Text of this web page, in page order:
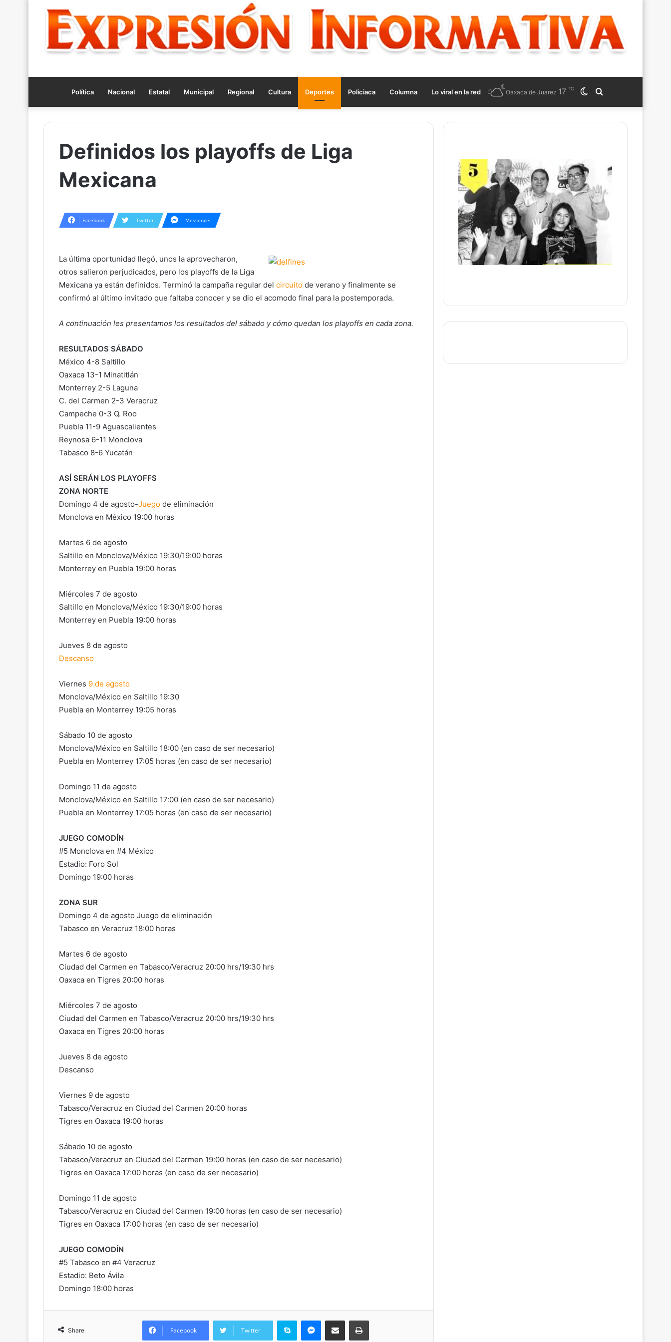
Política Nacional Estatal Municipal Regional Cultura Deportes Policiaca Columna Lo viral en la red Search
for
Switch
skin
Oaxaca de Juarez 17 ℃
Definidos los playoffs de Liga
Mexicana
Facebook Twitter Messenger
La última oportunidad llegó, unos la aprovecharon,
otros salieron perjudicados, pero los playoffs de la Liga
Mexicana ya están definidos. Terminó la campaña regular del circuito de verano y finalmente se
confirmó al último invitado que faltaba conocer y se dio el acomodo final para la postemporada.
A continuación les presentamos los resultados del sábado y cómo quedan los playoffs en cada zona.
RESULTADOS SÁBADO
México 4-8 Saltillo
Oaxaca 13-1 Minatitlán
Monterrey 2-5 Laguna
C. del Carmen 2-3 Veracruz
Campeche 0-3 Q. Roo
Puebla 11-9 Aguascalientes
Reynosa 6-11 Monclova
Tabasco 8-6 Yucatán
ASÍ SERÁN LOS PLAYOFFS
ZONA NORTE
Domingo 4 de agosto-Juego de eliminación
Monclova en México 19:00 horas
Martes 6 de agosto
Saltillo en Monclova/México 19:30/19:00 horas
Monterrey en Puebla 19:00 horas
Miércoles 7 de agosto
Saltillo en Monclova/México 19:30/19:00 horas
Monterrey en Puebla 19:00 horas
Jueves 8 de agosto
Descanso
Viernes 9 de agosto
Monclova/México en Saltillo 19:30
Puebla en Monterrey 19:05 horas
Sábado 10 de agosto
Monclova/México en Saltillo 18:00 (en caso de ser necesario)
Puebla en Monterrey 17:05 horas (en caso de ser necesario)
Domingo 11 de agosto
Monclova/México en Saltillo 17:00 (en caso de ser necesario)
Puebla en Monterrey 17:05 horas (en caso de ser necesario)
JUEGO COMODÍN
#5 Monclova en #4 México
Estadio: Foro Sol
Domingo 19:00 horas
ZONA SUR
Domingo 4 de agosto Juego de eliminación
Tabasco en Veracruz 18:00 horas
Martes 6 de agosto
Ciudad del Carmen en Tabasco/Veracruz 20:00 hrs/19:30 hrs
Oaxaca en Tigres 20:00 horas
Miércoles 7 de agosto
Ciudad del Carmen en Tabasco/Veracruz 20:00 hrs/19:30 hrs
Oaxaca en Tigres 20:00 horas
Jueves 8 de agosto
Descanso
Viernes 9 de agosto
Tabasco/Veracruz en Ciudad del Carmen 20:00 horas
Tigres en Oaxaca 19:00 horas
Sábado 10 de agosto
Tabasco/Veracruz en Ciudad del Carmen 19:00 horas (en caso de ser necesario)
Tigres en Oaxaca 17:00 horas (en caso de ser necesario)
Domingo 11 de agosto
Tabasco/Veracruz en Ciudad del Carmen 19:00 horas (en caso de ser necesario)
Tigres en Oaxaca 17:00 horas (en caso de ser necesario)
JUEGO COMODÍN
#5 Tabasco en #4 Veracruz
Estadio: Beto Ávila
Domingo 18:00 horas
Share Facebook Twitter
Skype Messenger
Share via Email Print